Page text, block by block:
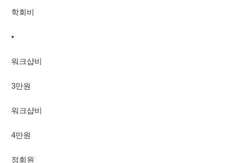
학회비
•
워크샵비
3만원
워크샵비
4만원
정회원